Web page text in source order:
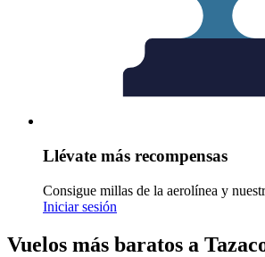
Llévate más recompensas
Consigue millas de la aerolínea y
Iniciar sesión
Vuelos más baratos a